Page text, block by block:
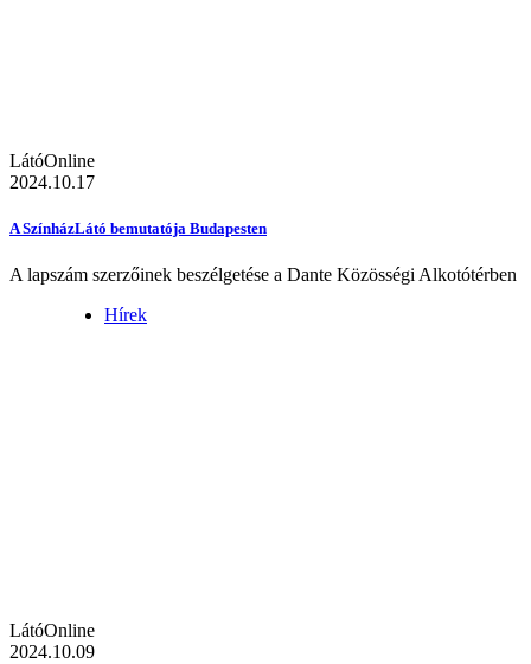
LátóOnline
2024.10.17
A SzínházLátó bemutatója Budapesten
A lapszám szerzőinek beszélgetése a Dante Közösségi Alkotótérben
Hírek
LátóOnline
2024.10.09